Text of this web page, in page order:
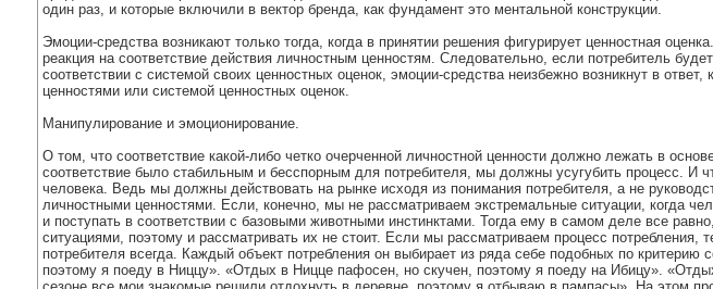
один раз, и которые включили в вектор бренда, как фундамент это ментальной конструкции.
Эмоции-средства возникают только тогда, когда в принятии решения фигурирует ценностная
реакция на соответствие действия личностным ценностям. Следовательно, если потребитель
соответствии с системой своих ценностных оценок, эмоции-средства неизбежно возникнут в
ценностями или системой ценностных оценок.
Манипулирование и эмоционирование.
О том, что соответствие какой-либо четко очерченной личностной ценности должно лежать в
соответствие было стабильным и бесспорным для потребителя, мы должны усугубить процесс. И
человека. Ведь мы должны действовать на рынке исходя из понимания потребителя, а не
личностными ценностями. Если, конечно, мы не рассматриваем экстремальные ситуации, когда
и поступать в соответствии с базовыми животными инстинктами. Тогда ему в самом деле все
ситуациями, поэтому и рассматривать их не стоит. Если мы рассматриваем процесс
потребителя всегда. Каждый объект потребления он выбирает из ряда себе подобных по
поэтому я поеду в Ниццу». «Отдых в Ницце пафосен, но скучен, поэтому я поеду на Ибицу».